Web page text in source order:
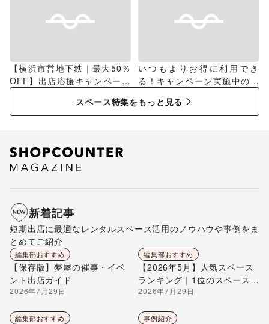
【横浜市営地下鉄｜最大50％
OFF】出店応援キャンペーン
特集
いつもよりお得に利用でき
る！キャンペーン実施中のス
スペース特集をもっと見る
新着記事
短期出店に最適なレンタルスペース活用のノウハウや事例をま
とめてご紹介
編集部おすすめ
【保存版】夢屋の催事・イベ
ント出店ガイド
2026年7月29日
編集部おすすめ
【2026年5月】人気スペース
ランキング｜1位のスペースを
編集部が解説
2026年7月29日
編集部おすすめ 事例紹介